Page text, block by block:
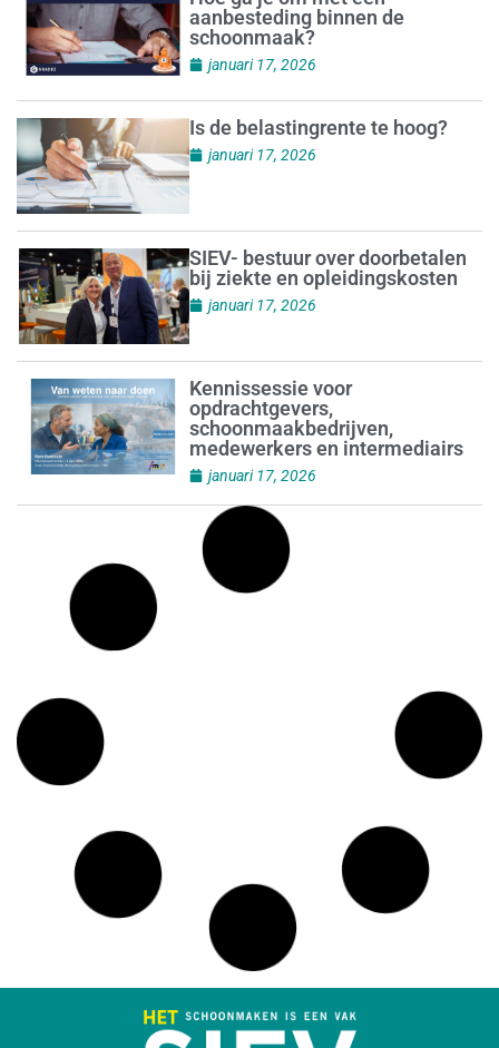
aanbesteding binnen de
schoonmaak?
januari 17, 2026
Is de belastingrente te hoog?
januari 17, 2026
SIEV- bestuur over doorbetalen
bij ziekte en opleidingskosten
januari 17, 2026
Kennissessie voor
opdrachtgevers,
schoonmaakbedrijven,
medewerkers en intermediairs
januari 17, 2026